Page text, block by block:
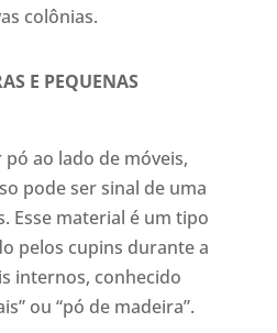
colônias.
E PEQUENAS
ao lado de móveis,
pode ser sinal de uma
Esse material é um tipo
pelos cupins durante a
internos, conhecido
ou “pó de madeira”.